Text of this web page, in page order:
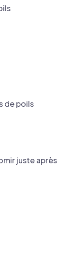
de poils
juste après